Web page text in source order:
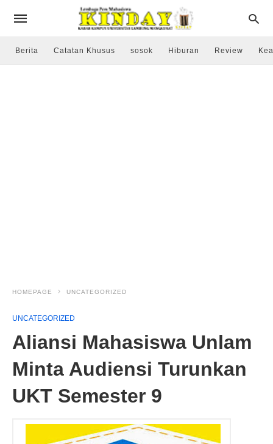
Berita Catatan Khusus sosok Hiburan Review
HOMEPAGE UNCATEGORIZED
UNCATEGORIZED
Aliansi Mahasiswa Unlam
Minta Audiensi Turunkan
UKT Semester 9